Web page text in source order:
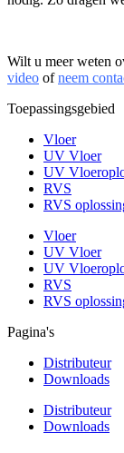
Wilt u meer weten
video ofneem
Toepassingsgebied
Vloer
UV Vloer
UV
RVS
RVS
Vloer
UV Vloer
UV
RVS
RVS
Pagina's
Distributeur
Downloads
Distributeur
Downloads